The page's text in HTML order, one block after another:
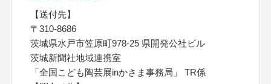
【送付先】
〒310-8686
茨城県水戸市笠原町978-25 県開発公社ビル
茨城新聞社地域連携室
「全国こども陶芸展inかさま事務局」 TR係